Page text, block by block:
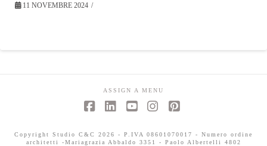
11 NOVEMBRE 2024
ASSIGN A MENU
Copyright Studio C&C 2026 - P.IVA 08601070017 - Numero ordine
architetti -Mariagrazia Abbaldo 3351 - Paolo Albertelli 4802